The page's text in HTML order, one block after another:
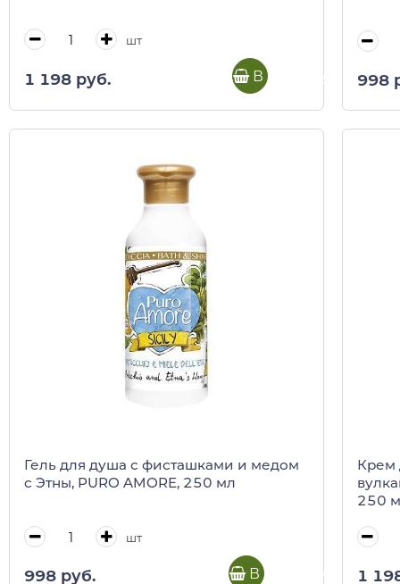
шт
1 198 руб. В корзину 998
Гель для душа с фисташками и медом
с Этны, PURO AMORE, 250 мл
шт
998 руб. В корзину
Крем
250
1